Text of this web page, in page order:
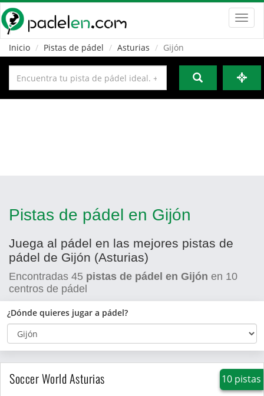
Inicio
Pistas de pádel Asturias Gijón
Pistas de pádel en Gijón
Juega al pádel en las mejores pistas de
pádel de Gijón (Asturias)
Encontradas 45 pistas de pádel en Gijón en 10
centros de pádel
¿Dónde quieres jugar a pádel?
Soccer World Asturias 10 pistas